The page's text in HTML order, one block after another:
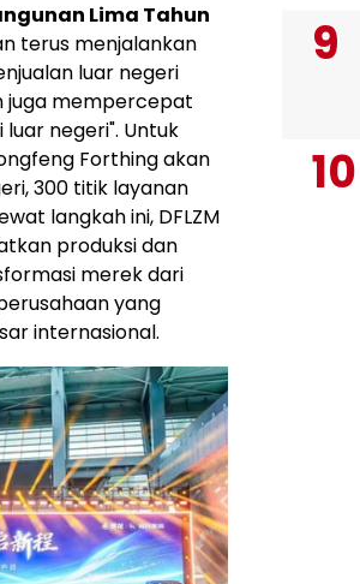
Lima Tahun
terus menjalankan
luar negeri
juga mempercepat
luar negeri". Untuk
Forthing akan
300 titik layanan
langkah ini, DFLZM
produksi dan
merek dari
yang
internasional.